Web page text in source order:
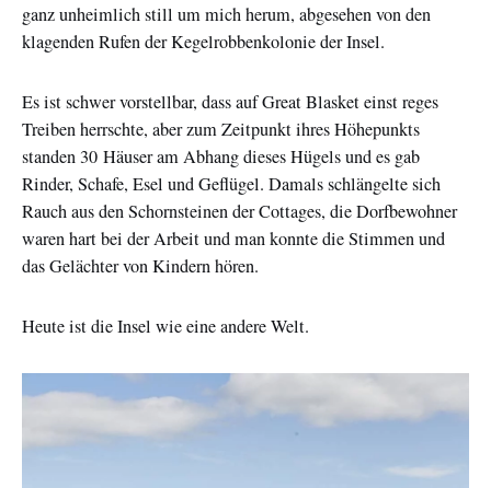
ganz unheimlich still um mich herum, abgesehen von den
klagenden Rufen der Kegelrobbenkolonie der Insel.
Es ist schwer vorstellbar, dass auf Great Blasket einst reges
Treiben herrschte, aber zum Zeitpunkt ihres Höhepunkts
standen 30 Häuser am Abhang dieses Hügels und es gab
Rinder, Schafe, Esel und Geflügel. Damals schlängelte sich
Rauch aus den Schornsteinen der Cottages, die Dorfbewohner
waren hart bei der Arbeit und man konnte die Stimmen und
das Gelächter von Kindern hören.
Heute ist die Insel wie eine andere Welt.